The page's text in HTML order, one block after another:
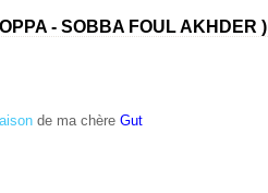
- SOBBA FOUL AKHDER )
de ma chère Gut